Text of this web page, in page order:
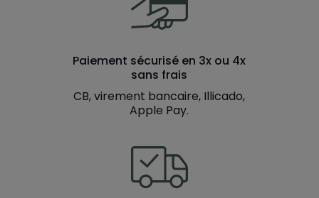
Paiement sécurisé en 3x ou 4x
sans frais
CB, virement bancaire, Illicado,
Apple Pay.